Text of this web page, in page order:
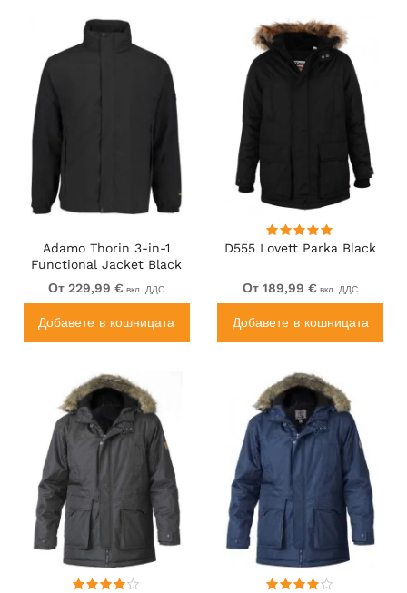
Adamo Thorin 3-in-1
Functional Jacket Black
От 229,99 € вкл. ДДС
Добавете в кошницата
D555 Lovett Parka Black
От 189,99 € вкл. ДДС
Добавете в кошницата